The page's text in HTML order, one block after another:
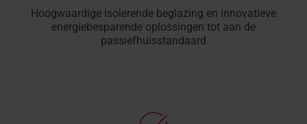
Hoogwaardige isolerende beglazing en innovatieve
energiebesparende oplossingen tot aan de
passiefhuisstandaard